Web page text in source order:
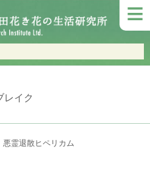
≡
レイク
悪霊退散ヒペリカム